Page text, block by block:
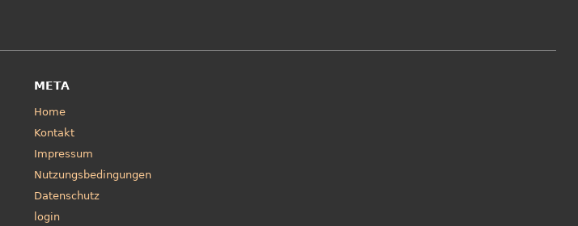
META
Home
Kontakt
Impressum
Nutzungsbedingungen
Datenschutz
login